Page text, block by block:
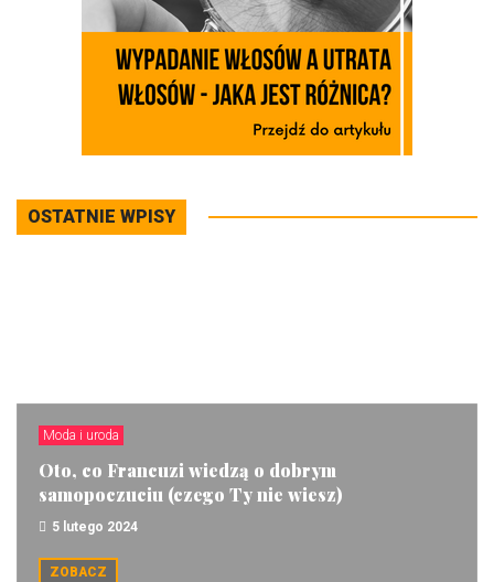
OSTATNIE WPISY
Moda i uroda
Oto, co Francuzi wiedzą o dobrym
samopoczuciu (czego Ty nie wiesz)
5 lutego 2024
ZOBACZ